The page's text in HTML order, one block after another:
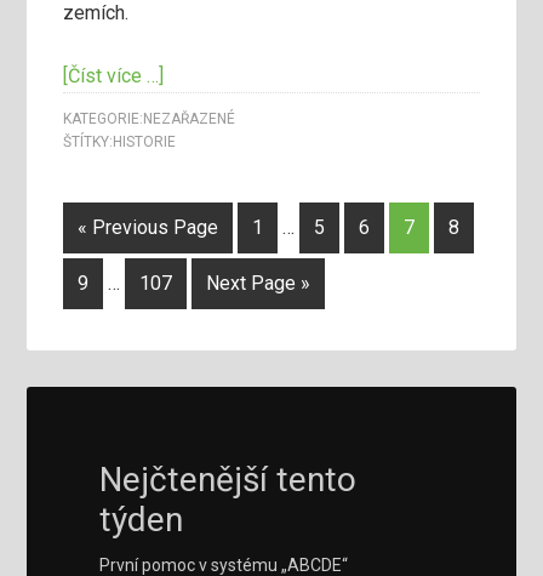
zemích.
[Číst více …]
KATEGORIE: NEZAŘAZENÉ
ŠTÍTKY: HISTORIE
« Previous Page 1 … 5 6 7 8
9 … 107 Next Page »
Nejčtenější tento
týden
První pomoc v systému „ABCDE“